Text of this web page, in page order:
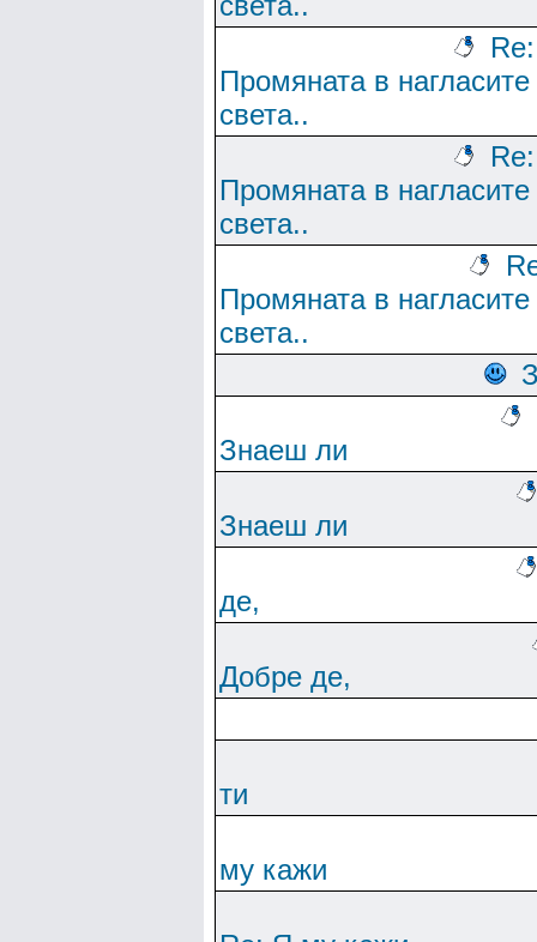
Re:
Промяната в
света..
Re:
Промяната в
света..
Промяната в
света..
Знаеш ли
Знаеш ли
де,
Добре де,
ти
му кажи